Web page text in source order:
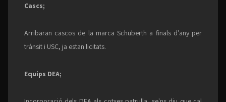
Cascs;
Arribaran cascos de la marca Schuberth a finals d'any per
trànsit i USC, ja estan licitats.
Equips DEA;